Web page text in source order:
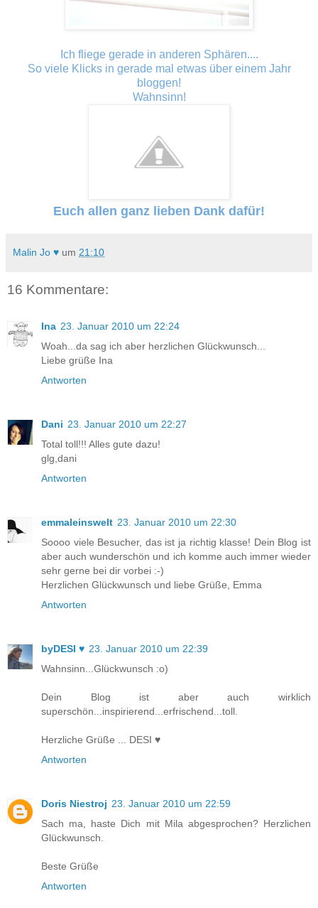
Ich fliege gerade in anderen Sphären....
So viele Klicks in gerade mal etwas über einem Jahr
bloggen!
Wahnsinn!
Euch allen ganz lieben Dank dafür!
Malin Jo ♥ um 21:10
16 Kommentare:
Ina 23. Januar 2010 um 22:24
Woah...da sag ich aber herzlichen Glückwunsch...
Liebe grüße Ina
Antworten
Dani 23. Januar 2010 um 22:27
Total toll!!! Alles gute dazu!
glg,dani
Antworten
emmaleinswelt 23. Januar 2010 um 22:30
Soooo viele Besucher, das ist ja richtig klasse! Dein Blog ist
aber auch wunderschön und ich komme auch immer wieder
sehr gerne bei dir vorbei :-)
Herzlichen Glückwunsch und liebe Grüße, Emma
Antworten
byDESI ♥ 23. Januar 2010 um 22:39
Wahnsinn...Glückwunsch :o)
Dein Blog ist aber auch wirklich
superschön...inspirierend...erfrischend...toll.
Herzliche Grüße ... DESI ♥
Antworten
Doris Niestroj 23. Januar 2010 um 22:59
Sach ma, haste Dich mit Mila abgesprochen? Herzlichen
Glückwunsch.
Beste Grüße
Antworten